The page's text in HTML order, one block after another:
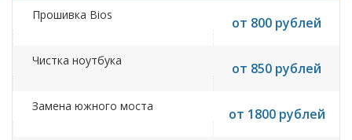
Прошивка Bios от 800 рублей
Чистка ноутбука от 850 рублей
Замена южного моста от 1800 рублей